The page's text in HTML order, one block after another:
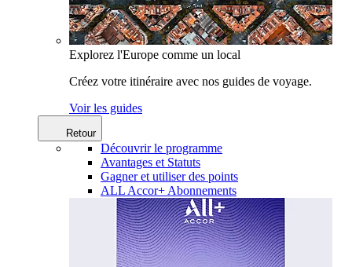
Explorez l'Europe comme un local
Créez votre itinéraire avec nos guides de voyage.
Voir les guides
Retour
Découvrir le programme
Avantages et Statuts
Gagner et utiliser des points
ALL Accor+ Abonnements